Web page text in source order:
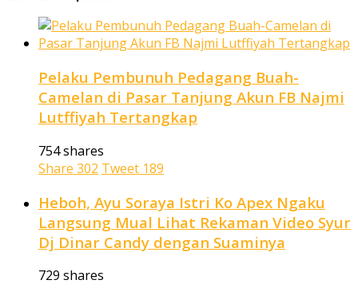
Pelaku Pembunuh Pedagang Buah-
Camelan di Pasar Tanjung Akun FB Najmi
Lutffiyah Tertangkap
754 shares
Share 302 Tweet 189
Heboh, Ayu Soraya Istri Ko Apex Ngaku
Langsung Mual Lihat Rekaman Video Syur
Dj Dinar Candy dengan Suaminya
729 shares